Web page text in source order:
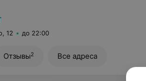
12 до 22:00
Отзывы2 Все адреса